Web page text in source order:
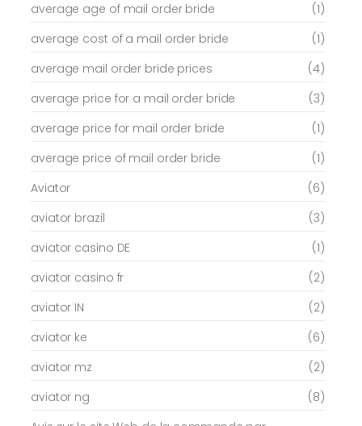
average age of mail order bride
(1)
average cost of a mail order bride
(1)
average mail order bride prices
(4)
average price for a mail order bride
(3)
average price for mail order bride
(1)
average price of mail order bride
(1)
Aviator
(6)
aviator brazil
(3)
aviator casino DE
(1)
aviator casino fr
(2)
aviator IN
(2)
aviator ke
(6)
aviator mz
(2)
aviator ng
(8)